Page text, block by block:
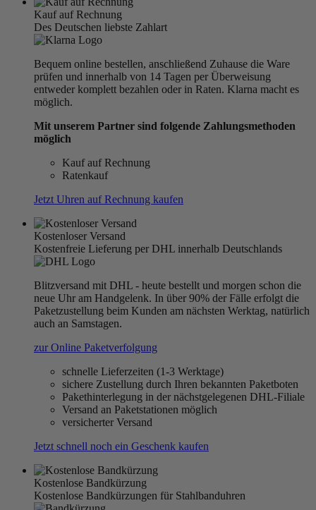
Kauf auf Rechnung
Des Deutschen liebste Zahlart
Bequem online bestellen, anschließend Zuhause die Ware
prüfen und innerhalb von 14 Tagen per Überweisung
entweder komplett bezahlen oder in Raten. Klarna macht es
möglich.
Mit unserem Partner sind folgende Zahlungsmethoden
möglich
Kauf auf Rechnung
Ratenkauf
Jetzt Uhren auf Rechnung kaufen
Kostenloser Versand
Kostenfreie Lieferung per DHL innerhalb Deutschlands
Blitzversand mit DHL - heute bestellt und morgen schon die
neue Uhr am Handgelenk. In über 90% der Fälle erfolgt die
Paketzustellung beim Kunden am nächsten Werktag, natürlich
auch an Samstagen.
zur Online Paketverfolgung
schnelle Lieferzeiten (1-3 Werktage)
sichere Zustellung durch Ihren bekannten Paketboten
Pakethinterlegung in der nächstgelegenen DHL-Filiale
Versand an Paketstationen möglich
versicherter Versand
Jetzt schnell noch ein Geschenk kaufen
Kostenlose Bandkürzung
Kostenlose Bandkürzungen für Stahlbanduhren